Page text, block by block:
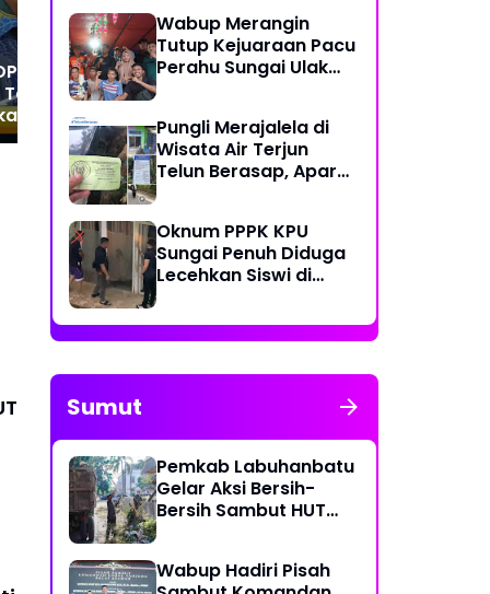
Kampar
KUA-PPAS
Harus
Rakyat
Bapenda Kampar, Bayar
Pajak Jadi Lebih Praktis
dan Transparan
Wabup Merangin
Tutup Kejuaraan Pacu
Perahu Sungai Ulak
Pungli Merajalela di
Wisata Air Terjun
Telun Berasap, Aparat
Oknum PPPK KPU
Sungai Penuh Diduga
Lecehkan Siswi di
Lakukan Olah TKP
Sumut
Pemkab Labuhanbatu
Gelar Aksi Bersih-
Bersih Sambut HUT
Wabup Hadiri Pisah